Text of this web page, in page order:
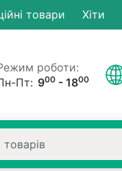
товари Хiти
роботи:
Пт: 900 - 1800